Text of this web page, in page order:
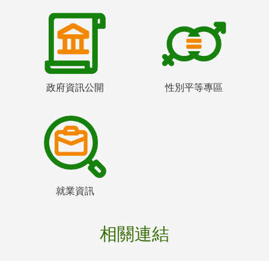
政府資訊公開 性別平等專區
就業資訊
相關連結